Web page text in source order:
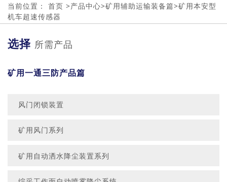
当前位置： 首页 >产品中心>矿用辅助运输装备篇>矿用本安型
机车超速传感器
选择 所需产品
矿用一通三防产品篇
风门闭锁装置
矿用风门系列
矿用自动洒水降尘装置系列